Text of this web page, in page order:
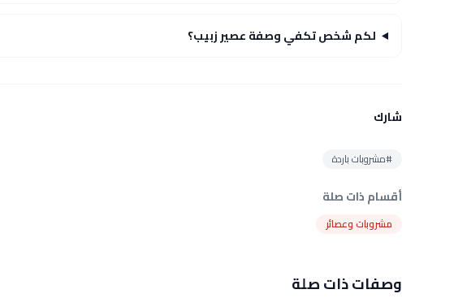
لكم شخص تكفي وصفة عصير زبيب؟
شارك
#مشروبات باردة
أقسام ذات صلة
مشروبات وعصائر
وصفات ذات صلة